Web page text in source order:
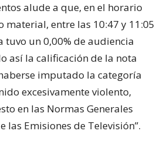
alude a que, en el horario
material, entre las 10:47 y 11:05
tuvo un 0,00% de audiencia
así la calificación de la nota
imputado la categoría
excesivamente violento,
en las Normas Generales
las Emisiones de Televisión”.